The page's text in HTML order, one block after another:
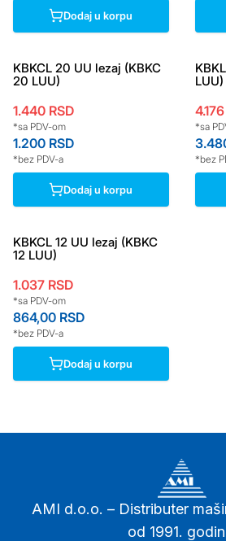
Dodaj u korpu
KBKCL 20 UU lezaj (KBKC
20 LUU)
1.440 RSD
*sa PDV-om
1.200 RSD
*bez PDV-a
Dodaj u korpu
4.176
*sa
*bez
KBKCL 12 UU lezaj (KBKC
12 LUU)
1.037 RSD
*sa PDV-om
864,00 RSD
*bez PDV-a
Dodaj u korpu
AMI d.o.o. – Distributer
od 1991.